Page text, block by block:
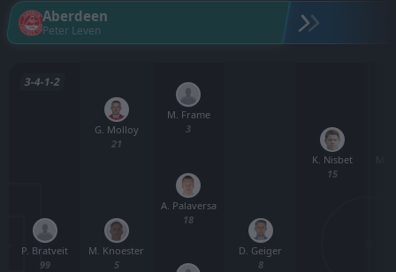
Aberdeen
Peter Leven
3-4-1-2
P. Bratveit
99
M. Knoester
5
G. Molloy
21
A. Palaversa
18
M. Frame
3
D. Geiger
8
K. Nisbet
15